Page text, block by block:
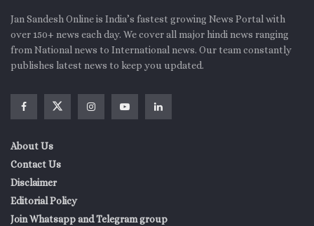
Jan Sandesh Online is India’s fastest growing News Portal with
over 150+ news each day. We cover all major hindi news ranging
from National news to International news. Our team constantly
publishes latest news to keep you updated.
About Us
Contact Us
Disclaimer
Editorial Policy
Join Whatsapp and Telegram group